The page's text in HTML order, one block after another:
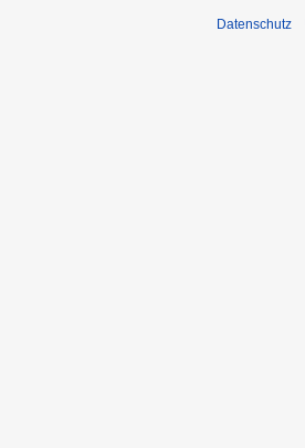
Datenschutz